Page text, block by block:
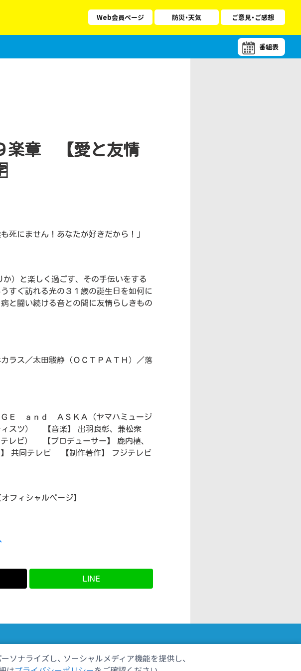
ソナライズし、 ソーシャルメディア機能を提供し、
Web会員ページ 防災・天気 ご意見・ご感想
番組表
楽章 【愛と友情
死にません！あなたが好きだから！」
）と楽しく過ごす、その手伝いをする
すぐ訪れる光の３１歳の誕生日を如何に
と闘い続ける音との間に友情らしきもの
ラス／太田駿静（ＯＣＴＰＡＴＨ）／落
Ｅ ａｎｄ ＡＳＫＡ（ヤマハミュージ
ィスツ） 【音楽】 出羽良彰、兼松衆
レビ） 【プロデューサー】 鹿内植、
共同テレビ 【制作著作】 フジテレビ
ィシャルページ】
LINE
しずおかごはんが食べたい！